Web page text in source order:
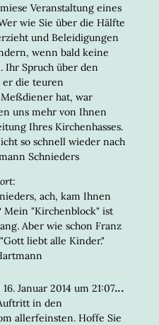
Veranstaltung eines
wie Sie über die Hälfte
und Beleidigungen
wenn bald keine
Spruch über den
er die teuren
hat, war
uns mehr von Ihnen
Ihres Kirchenhasses.
so schnell wieder nach
Schnieders
ach, kam Ihnen
Mein "Kirchenblock" ist
Aber wie schon Franz
liebt alle Kinder."
16. Januar 2014 um 21:07
in den
allerfeinsten. Hoffe Sie
...DIESE